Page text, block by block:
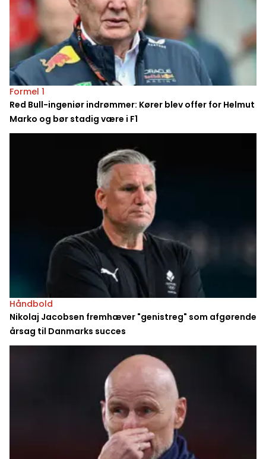
Formel 1
Red Bull-ingeniør indrømmer: Kører blev offer for Helmut
Marko og bør stadig være i F1
Håndbold
Nikolaj Jacobsen fremhæver "genistreg" som afgørende
årsag til Danmarks succes